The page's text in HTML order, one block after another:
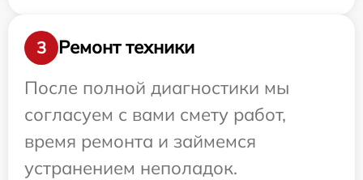
3
Ремонт техники
После полной диагностики мы
согласуем с вами смету работ,
время ремонта и займемся
устранением неполадок.